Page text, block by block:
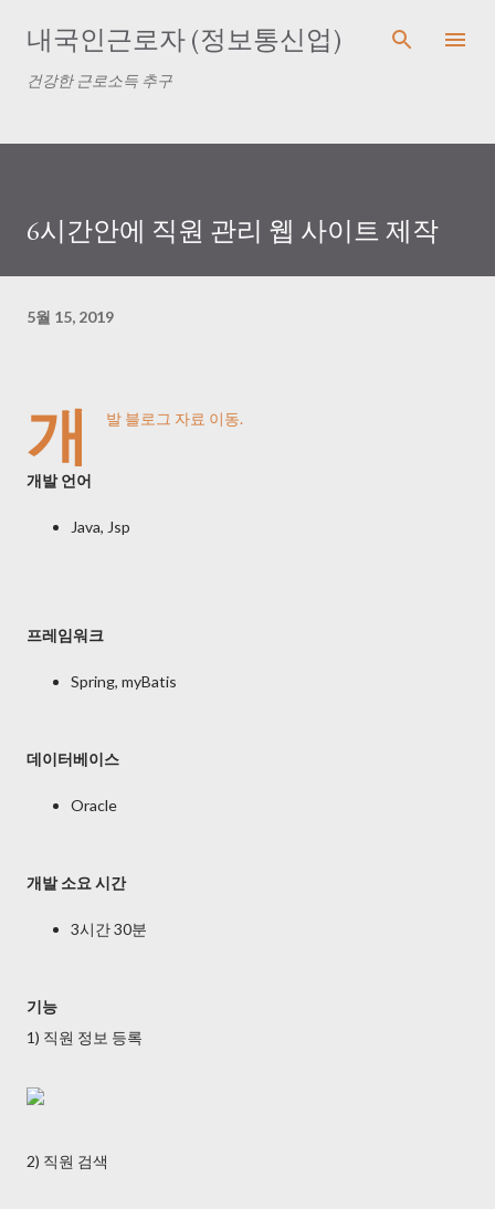
기본 콘텐츠로 건너뛰기
내국인근로자 (정보통신업)
건강한 근로소득 추구
6시간안에 직원 관리 웹 사이트 제작
5월 15, 2019
개 발 블로그 자료 이동.
개발 언어
Java, Jsp
프레임워크
Spring, myBatis
데이터베이스
Oracle
개발 소요 시간
3시간 30분
기능
1) 직원 정보 등록
2) 직원 검색